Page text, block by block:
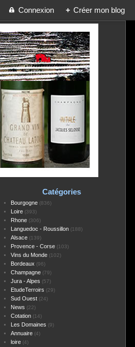
Connexion + Créer mon blog
Catégories
Bourgogne(836)
Loire(393)
Rhone(306)
Languedoc - Roussillon(188)
Alsace(139)
Provence - Corse(103)
Vins du Monde(102)
Bordeaux (96)
Champagne(79)
Jura - Alpes (57)
EtudeTerroirs (29)
Sud Ouest(24)
News (22)
Cotation(14)
Les Domaines (9)
Annuaire(4)
loire(4)